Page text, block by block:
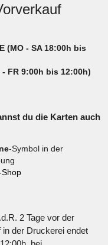
(MO - SA 18:00h bis
FR 9:00h bis 12:00h)
du die Karten auch
-Symbol in der
Shop
2 Tage vor der
der Druckerei endet